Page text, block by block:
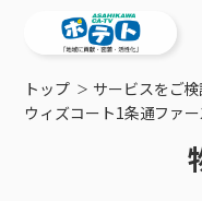
ご検討中の方
トップ サービスをご
ウィズコート1条通ファー